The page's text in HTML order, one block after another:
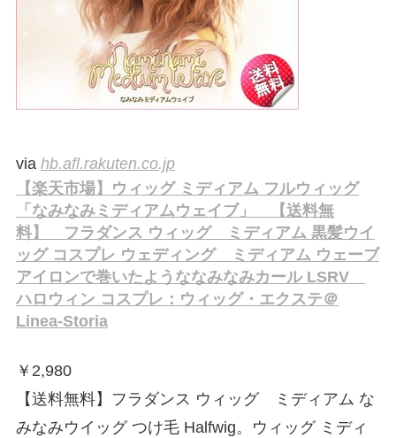
via hb.afl.rakuten.co.jp
【楽天市場】ウィッグ ミディアム フルウィッグ
「なみなみミディアムウェイブ」 【送料無
料】 フラダンス ウィッグ ミディアム 黒髪ウイ
ッグ コスプレ ウェディング ミディアム ウェーブ
アイロンで巻いたようななみなみカール LSRV
ハロウィン コスプレ：ウィッグ・エクステ＠
Linea-Storia
￥ 2,980
【送料無料】フラダンス ウィッグ ミディアム な
みなみウイッグ つけ毛 Halfwig。ウィッグ ミディ